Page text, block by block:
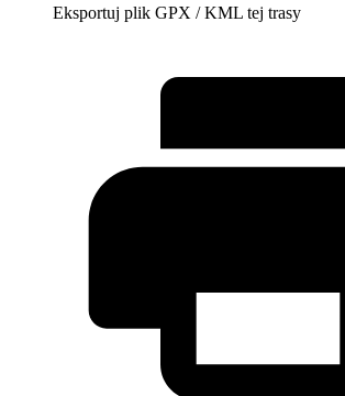
Eksportuj plik GPX / KML tej trasy